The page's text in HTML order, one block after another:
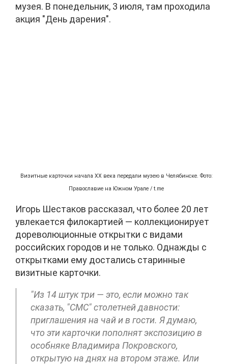
музея. В понедельник, 3 июля, там проходила
акция "День дарения".
Визитные карточки начала XX века передали музею в Челябинске. Фото:
Православие на Южном Урале / t.me
Игорь Шестаков рассказал, что более 20 лет
увлекается филокартией — коллекционирует
дореволюционные открытки с видами
российских городов и не только. Однажды с
открытками ему достались старинные
визитные карточки.
"Из 14 штук три — это, если можно так
сказать, "СМС" столетней давности:
приглашения на чай и в гости. Я думаю,
что эти карточки пополнят экспозицию в
особняке Владимира Покровского,
открытую на днях на втором этаже. Или